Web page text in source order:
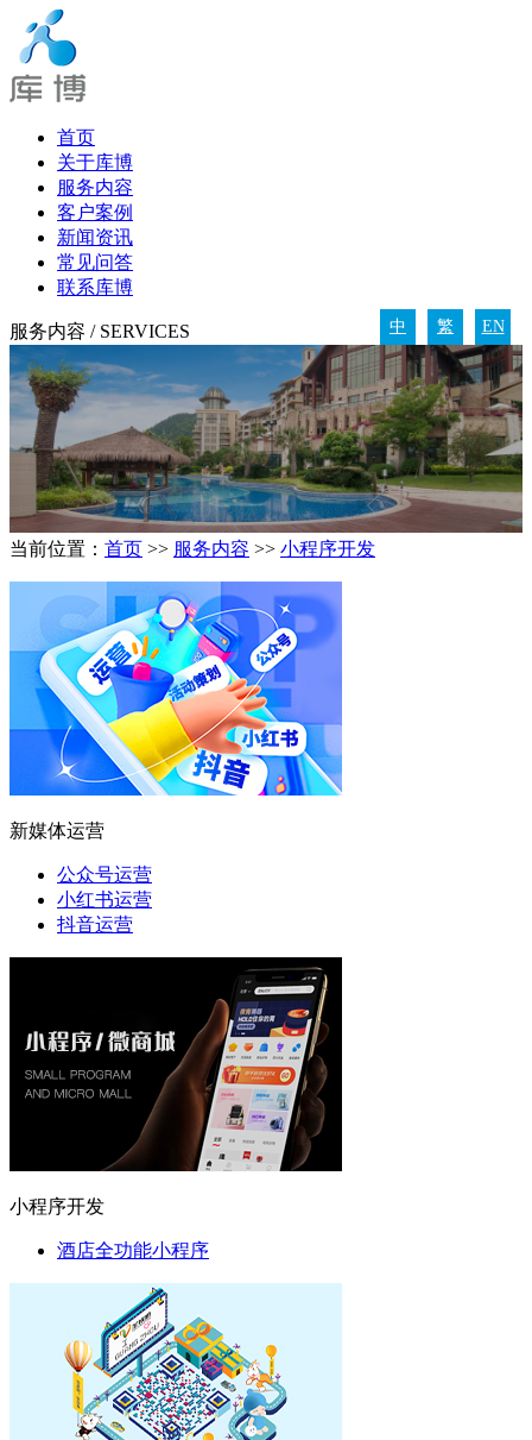
首页
关于库博
服务内容
客户案例
新闻资讯
常见问答
联系库博
中 繁 EN
服务内容 / SERVICES
当前位置： 首页 >> 服务内容 >> 小程序开发
新媒体运营
公众号运营
小红书运营
抖音运营
小程序开发
酒店全功能小程序